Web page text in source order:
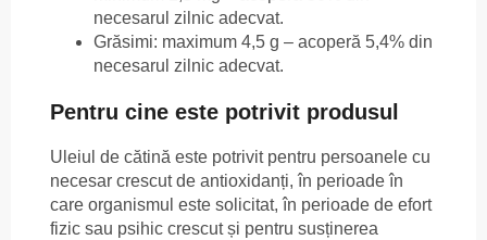
necesarul zilnic adecvat.
Grăsimi: maximum 4,5 g – acoperă 5,4% din
necesarul zilnic adecvat.
Pentru cine este potrivit produsul
Uleiul de cătină este potrivit pentru persoanele cu
necesar crescut de antioxidanți, în perioade în
care organismul este solicitat, în perioade de efort
fizic sau psihic crescut și pentru susținerea